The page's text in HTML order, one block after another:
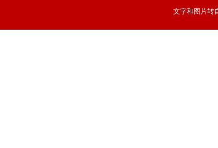
文字和图片转